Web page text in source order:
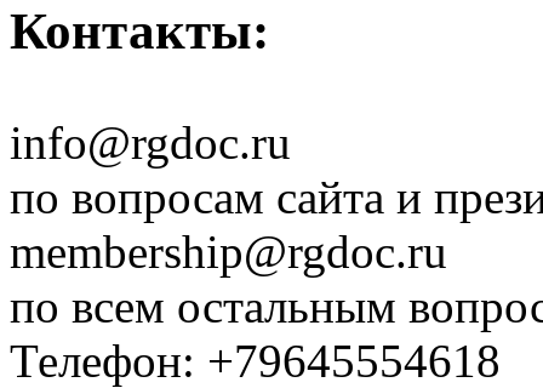
Контакты:
info@rgdoc.ru
по вопросам сайта и
membership@rgdoc.ru
по всем остальным
Телефон: +79645554618